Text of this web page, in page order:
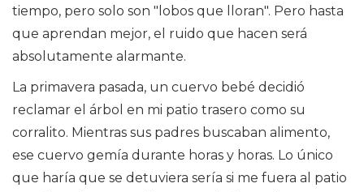
tiempo, pero solo son "lobos que lloran". Pero hasta
que aprendan mejor, el ruido que hacen será
absolutamente alarmante.
La primavera pasada, un cuervo bebé decidió
reclamar el árbol en mi patio trasero como su
corralito. Mientras sus padres buscaban alimento,
ese cuervo gemía durante horas y horas. Lo único
que haría que se detuviera sería si me fuera al patio